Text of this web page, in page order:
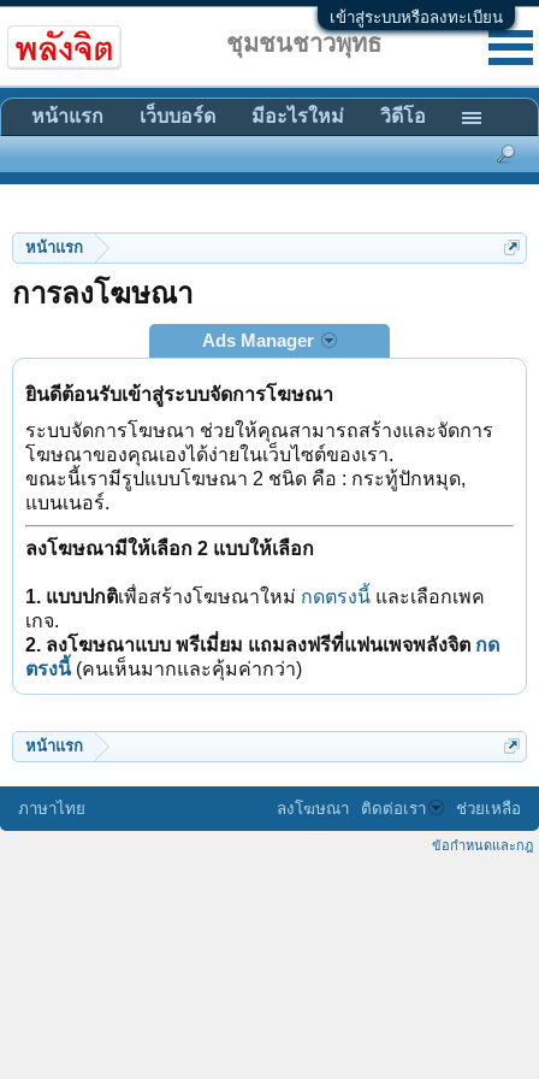
เข้าสู่ระบบหรือลงทะเบียน
หน้าแรก
การลงโฆษณา
Ads Manager
ยินดีต้อนรับเข้าสู่ระบบจัดการโฆษณา
ระบบจัดการโฆษณา ช่วยให้คุณสามารถสร้างและจัดการ
โฆษณาของคุณเองได้ง่ายในเว็บไซต์ของเรา.
ขณะนี้เรามีรูปแบบโฆษณา 2 ชนิด คือ : กระทู้ปักหมุด,
แบนเนอร์.
ลงโฆษณามีให้เลือก 2 แบบให้เลือก
1. แบบปกติเพื่อสร้างโฆษณาใหม่ กดตรงนี้ และเลือกเพค
เกจ.
2. ลงโฆษณาแบบ พรีเมี่ยม แถมลงฟรีที่แฟนเพจพลังจิต กด
ตรงนี้ (คนเห็นมากและคุ้มค่ากว่า)
หน้าแรก
ชุมชนชาวพุทธ
หน้าแรก เว็บบอร์ด มีอะไรใหม่ วิดีโอ
ภาษาไทย ลงโฆษณา ติดต่อเรา ช่วยเหลือ
ข้อกำหนดและกฎ